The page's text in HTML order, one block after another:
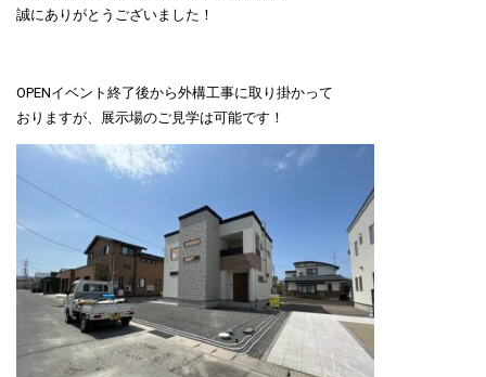
誠にありがとうございました！
OPENイベント終了後から外構工事に取り掛かって
おりますが、展示場のご見学は可能です！